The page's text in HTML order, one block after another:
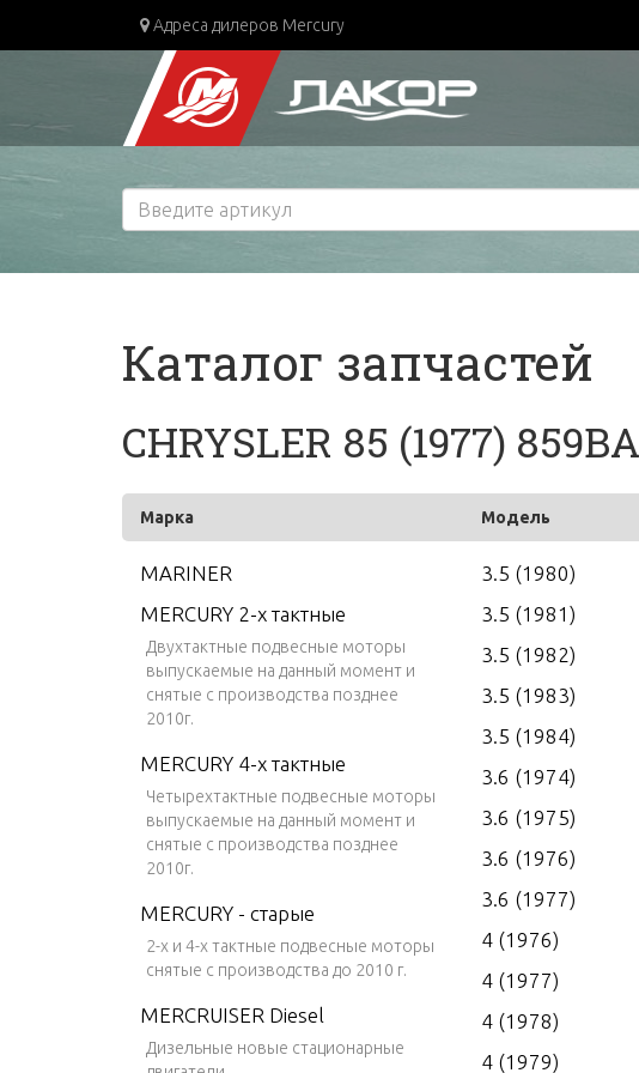
Адреса дилеров Mercury
Каталог запчастей
CHRYSLER 85 (1977) 859BA
Марка Модель
MARINER
MERCURY 2-х тактные
Двухтактные подвесные моторы
выпускаемые на данный момент и
снятые с производства позднее
2010г.
MERCURY 4-х тактные
Четырехтактные подвесные моторы
выпускаемые на данный момент и
снятые с производства позднее
2010г.
MERCURY - старые
2-х и 4-х тактные подвесные моторы
снятые с производства до 2010 г.
MERCRUISER Diesel
Дизельные новые стационарные
3.5 (1980)
3.5 (1981)
3.5 (1982)
3.5 (1983)
3.5 (1984)
3.6 (1974)
3.6 (1975)
3.6 (1976)
3.6 (1977)
4 (1976)
4 (1977)
4 (1978)
4 (1979)